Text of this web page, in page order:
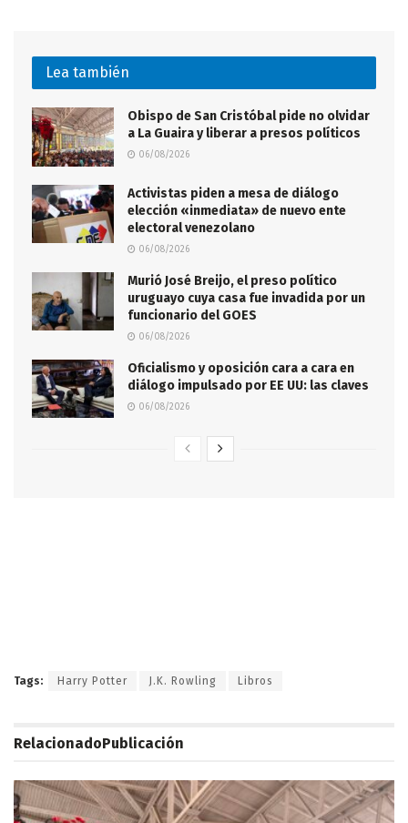
Lea también
Obispo de San Cristóbal pide no olvidar
a La Guaira y liberar a presos políticos
06/08/2026
Activistas piden a mesa de diálogo
elección «inmediata» de nuevo ente
electoral venezolano
06/08/2026
Murió José Breijo, el preso político
uruguayo cuya casa fue invadida por un
funcionario del GOES
06/08/2026
Oficialismo y oposición cara a cara en
diálogo impulsado por EE UU: las claves
06/08/2026
Tags: Harry Potter J.K. Rowling Libros
RelacionadoPublicación